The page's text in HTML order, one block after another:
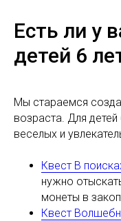
Есть ли у
детей 6
Мы стараемся
возраста. Для
веселых и
Квест В
нужно
монеты в
Квест